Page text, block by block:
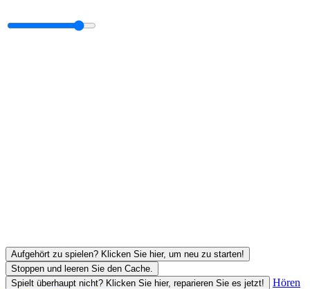
Aufgehört zu spielen? Klicken Sie hier, um neu zu starten!
Stoppen und leeren Sie den Cache.
Spielt überhaupt nicht? Klicken Sie hier, reparieren Sie es jetzt!
Hören